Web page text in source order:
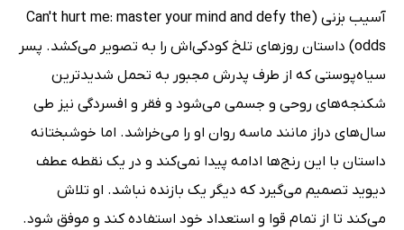
آسیب بزنی (Can't hurt me: master your mind and defy the
odds) داستان روزهای تلخ کودکی‌اش را به تصویر می‌کشد. پسر
سیاه‌پوستی که از طرف پدرش مجبور به تحمل شدیدترین
شکنجه‌های روحی و جسمی می‌شود و فقر و افسردگی نیز طی
سال‌های دراز مانند ماسه روان او را می‌خراشد. اما خوشبختانه
داستان با این رنج‌ها ادامه پیدا نمی‌کند و در یک نقطه عطف
دیوید تصمیم می‌گیرد که دیگر یک بازنده نباشد. او تلاش
می‌کند تا از تمام قوا و استعداد خود استفاده کند و موفق شود.